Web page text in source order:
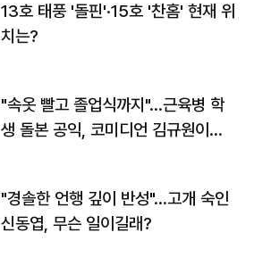
13호 태풍 '돌핀'·15호 '찬홈' 현재 위
치는?
"속옷 빨고 졸업식까지"…근육병 학
생 돌본 공익, 코미디언 김규원이었
"경솔한 언행 깊이 반성"…고개 숙인
신동엽, 무슨 일이길래?